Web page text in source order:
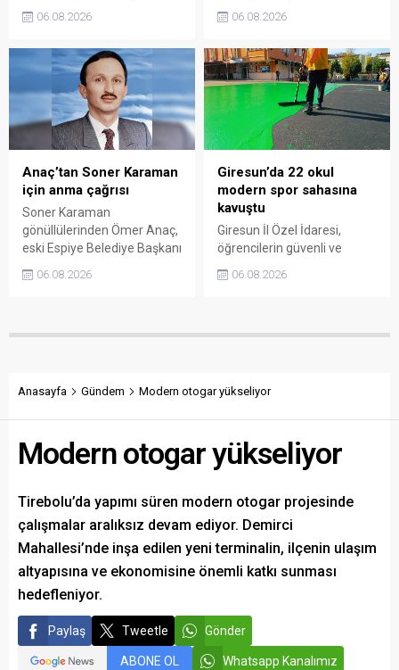
Olan Ambalajlar
uygulamasına destek veren
ambalajın çöpe gitmesini
06.08.2026
Sıbıç, bölgede yapılması
planlanan çalışmaları
da yaşadığı sorunları ve
beklentilerini doğrudan
Başkan Sıbıç’a aktardı.
06.08.2026
Anaç’tan Soner Karaman
için anma çağrısı
Soner Karaman
gönüllülerinden Ömer Anaç,
eski Espiye Belediye Başkanı
Soner Karaman’ın vefatının
34’üncü yılı dolayısıyla
kaybetmiş tüm belediye
06.08.2026
Giresun’da 22 okul
modern spor sahasına
kavuştu
Giresun İl Özel İdaresi,
öğrencilerin güvenli ve
modern alanlarda spor
yapabilmesi amacıyla 22
dönüştürdü. Tamamlanan
yatırımlar arasında yerini
06.08.2026
Anasayfa Gündem Modern otogar yükseliyor
Modern otogar yükseliyor
Tirebolu’da yapımı süren modern otogar projesinde
çalışmalar aralıksız devam ediyor. Demirci
Mahallesi’nde inşa edilen yeni terminalin, ilçenin ulaşım
altyapısına ve ekonomisine önemli katkı sunması
hedefleniyor.
Paylaş Tweetle Gönder
ABONE OL Whatsapp Kanalımız